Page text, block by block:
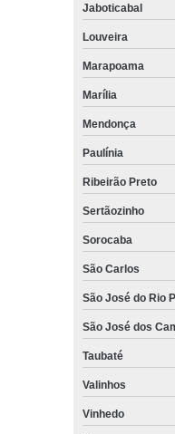
Jaboticabal
Louveira
Marapoama
Marília
Mendonça
Paulínia
Ribeirão Preto
Sertãozinho
Sorocaba
São Carlos
São José do Rio
São José dos
Taubaté
Valinhos
Vinhedo